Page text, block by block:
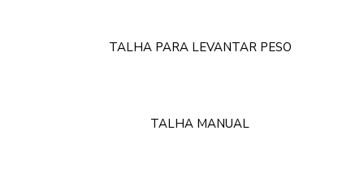
TALHA PARA LEVANTAR PESO
TALHA MANUAL